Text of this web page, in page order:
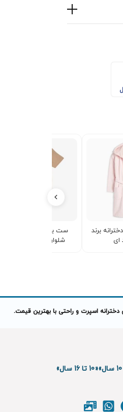
برند
ای
ست بچه گانه پیراهن و
شلوارک برند Mayoral
اسپرت و راحتی با بهترین قیمت.
«10 تا 16 سال»